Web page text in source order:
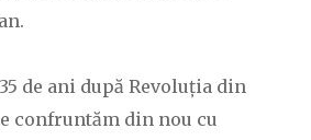
de ani după Revoluția din
confruntăm din nou cu